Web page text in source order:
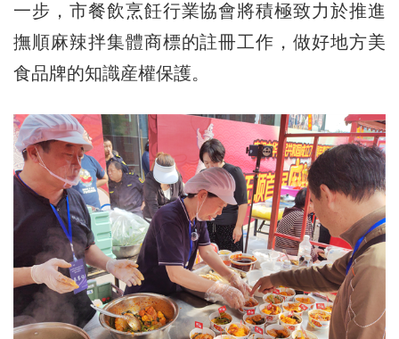
一步，市餐飲烹飪行業協會將積極致力於推進
撫順麻辣拌集體商標的註冊工作，做好地方美
食品牌的知識産權保護。